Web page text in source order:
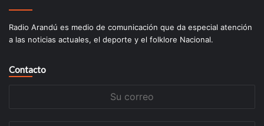
Radio Arandú es medio de comunicación que da especial atención
a las noticias actuales, el deporte y el folklore Nacional.
Contacto